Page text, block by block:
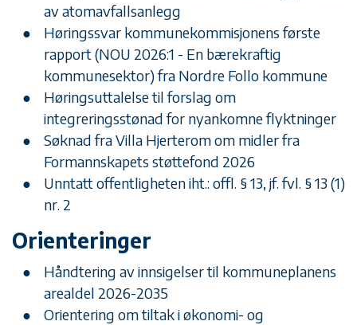
av atomavfallsanlegg
Høringssvar kommunekommisjonens første
rapport (NOU 2026:1 - En bærekraftig
kommunesektor) fra Nordre Follo kommune
Høringsuttalelse til forslag om
integreringsstønad for nyankomne flyktninger
Søknad fra Villa Hjerterom om midler fra
Formannskapets støttefond 2026
Unntatt offentligheten iht.: offl. § 13, jf. fvl. § 13 (1)
nr. 2
Orienteringer
Håndtering av innsigelser til kommuneplanens
arealdel 2026-2035
Orientering om tiltak i økonomi- og